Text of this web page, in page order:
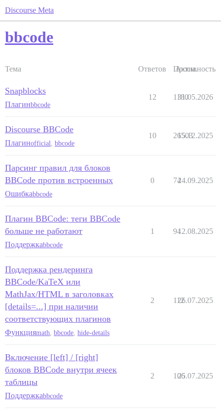
Discourse Meta
bbcode
Тема Ответов Просм.
Активность
Snapblocks
Плагинbbcode
12 1180
31.05.2026
Discourse BBCode
Плагинofficial bbcode
10 26503
15.12.2025
Парсинг правил для блоков
BBCode против встроенных
Ошибкаbbcode
0 7424.09.2025
Плагин BBCode: теги BBCode
больше не работают
Поддержкаbbcode
1 9412.08.2025
Поддержка рендеринга
BBCode/KaTeX или
MathJax/HTML в заголовках
[details=...] при наличии
соответствующих плагинов
Функцияmath bbcode hide-details
2 112
26.07.2025
Включение [left] / [right]
блоков BBCode внутри ячеек
таблицы
Поддержкаbbcode
2 106
25.07.2025